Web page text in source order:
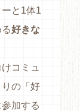
と1体1
好きな
コミュ
の「好
加する